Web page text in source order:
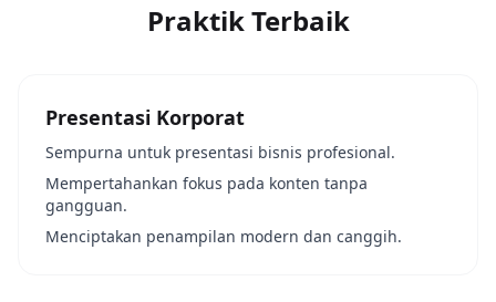
Praktik Terbaik
Presentasi Korporat
Sempurna untuk presentasi bisnis profesional.
Mempertahankan fokus pada konten tanpa
gangguan.
Menciptakan penampilan modern dan canggih.